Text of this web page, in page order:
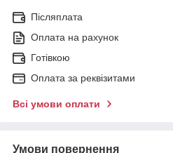
Післяплата
Оплата на рахунок
Готівкою
Оплата за реквізитами
Всі умови оплати
Умови повернення